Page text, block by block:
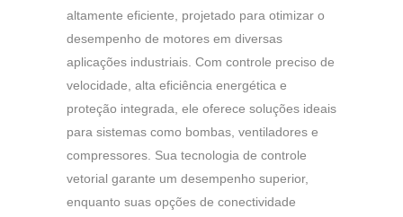
altamente eficiente, projetado para otimizar o
desempenho de motores em diversas
aplicações industriais. Com controle preciso de
velocidade, alta eficiência energética e
proteção integrada, ele oferece soluções ideais
para sistemas como bombas, ventiladores e
compressores. Sua tecnologia de controle
vetorial garante um desempenho superior,
enquanto suas opções de conectividade